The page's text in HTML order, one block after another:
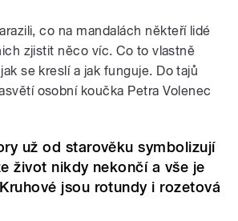
co na mandalách někteří lidé
zjistit něco víc. Co to vlastně
se kreslí a jak funguje. Do tajů
osobní koučka Petra Volenec
už od starověku symbolizují
život nikdy nekončí a vše je
jsou rotundy i rozetová